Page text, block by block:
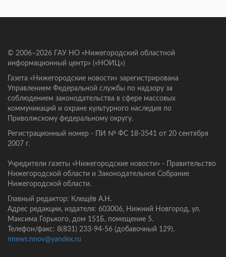
© 2006–2026 ГАУ НО «Нижегородский областной
информационный центр» («НОИЦ»)
Газета «Нижегородские новости» зарегистрирована
Управлением Федеральной службы по надзору за
соблюдением законодательства в сфере массовых
коммуникаций и охране культурного наследия по
Приволжскому федеральному округу.
Регистрационный номер - ПИ № ФС 18-3541 от 20 сентября
2007 г.
Учредители газеты «Нижегородские новости» - Правительство
Нижегородской области и Законодательное Собрание
Нижегородской области.
Главный редактор: Клещёв А.Н.
Адрес редакции, издателя: 603006, Нижний Новгород, ул.
Максима Горького, дом 151Б, помещение 5.
Телефон/факс: 8(831) 233-94-56 (добавочный 129).
nnews.nnov@yandex.ru